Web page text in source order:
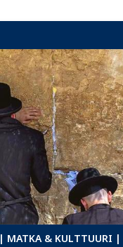
| MATKA & KULTTUURI |